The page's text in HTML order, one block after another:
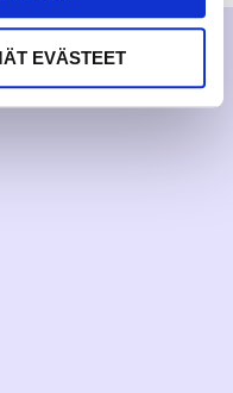
EVÄSTEET